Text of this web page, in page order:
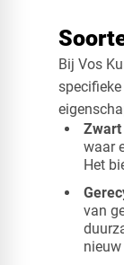
Bij Vos
waar
Het
van